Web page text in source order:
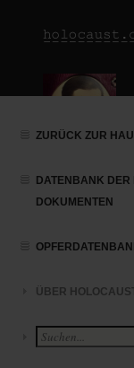
ZURÜCK ZUR
DATENBANK DER
DOKUMENTEN
ÜBER